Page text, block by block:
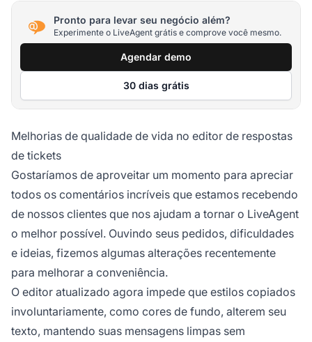
Pronto para levar seu negócio além?
Experimente o LiveAgent grátis e comprove você mesmo.
Agendar demo
30 dias grátis
Melhorias de qualidade de vida no editor de respostas
de tickets
Gostaríamos de aproveitar um momento para apreciar
todos os comentários incríveis que estamos recebendo
de nossos clientes que nos ajudam a tornar o LiveAgent
o melhor possível. Ouvindo seus pedidos, dificuldades
e ideias, fizemos algumas alterações recentemente
para melhorar a conveniência.
O editor atualizado agora impede que estilos copiados
involuntariamente, como cores de fundo, alterem seu
texto, mantendo suas mensagens limpas sem